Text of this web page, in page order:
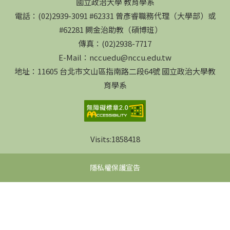
電話：(02)2939-3091 #62331 曾彥睿職務代理（大學部）或
#62281 闕金治助教（碩博班）
傳真：(02)2938-7717
E-Mail：nccuedu@nccu.edu.tw
地址：11605 台北市文山區指南路二段64號 國立政治大學教
育學系
Visits:1858418
隱私權保護宣告